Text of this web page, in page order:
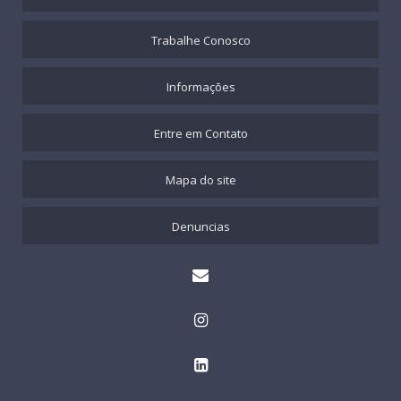
Trabalhe Conosco
Informações
Entre em Contato
Mapa do site
Denuncias